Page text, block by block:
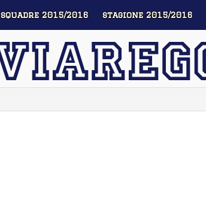
squadre 2015/2016 stagione 2015/2016